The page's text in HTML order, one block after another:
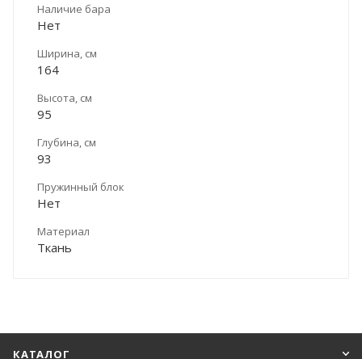
Наличие бара
Нет
Ширина, см
164
Высота, см
95
Глубина, см
93
Пружинный блок
Нет
Материал
Ткань
КАТАЛОГ